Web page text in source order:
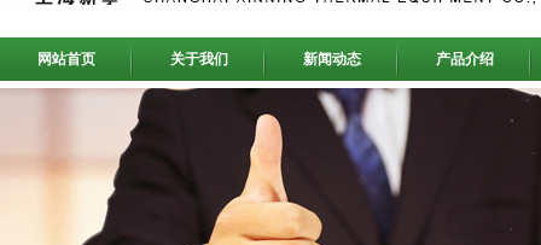
网站首页 关于我们 新闻动态 产品介绍